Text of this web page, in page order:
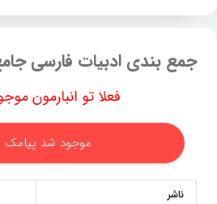
جمع بندی ادبیات فارسی
فعلا تو انبارمون
موجود شد پیامک
ناشر